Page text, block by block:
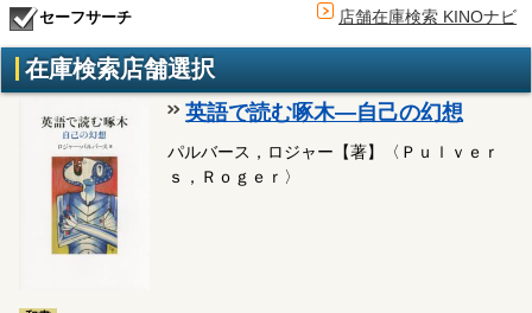
セーフサーチ 店舗在庫検索 KINOナビ
在庫検索店舗選択
英語で読む啄木―自己の幻想
パルバース，ロジャー【著】〈Ｐｕｌｖｅｒ
ｓ，Ｒｏｇｅｒ〉